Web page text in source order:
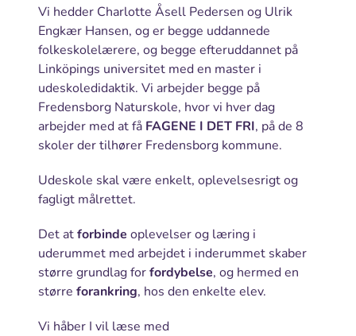
Vi hedder Charlotte Åsell Pedersen og Ulrik
Engkær Hansen, og er begge uddannede
folkeskolelærere, og begge efteruddannet på
Linköpings universitet med en master i
udeskoledidaktik. Vi arbejder begge på
Fredensborg Naturskole, hvor vi hver dag
arbejder med at få FAGENE I DET FRI, på de 8
skoler der tilhører Fredensborg kommune.
Udeskole skal være enkelt, oplevelsesrigt og
fagligt målrettet.
Det atforbinde oplevelser og læring i
uderummet med arbejdet i inderummet skaber
større grundlag forfordybelse, og hermed en
større forankring, hos den enkelte elev.
Vi håber I vil læse med